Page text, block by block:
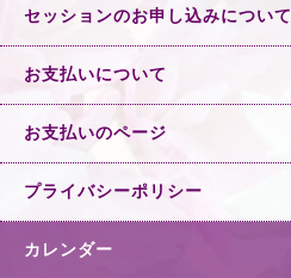
セッションのお申し込みについて
お支払いについて
お支払いのページ
プライバシーポリシー
カレンダー